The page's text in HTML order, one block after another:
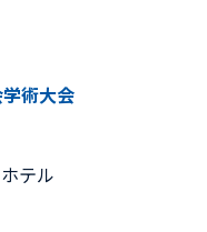
術大会
テル